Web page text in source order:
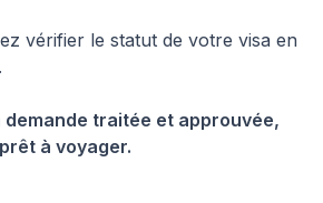
vérifier le statut de votre visa en
demande traitée et approuvée,
à voyager.